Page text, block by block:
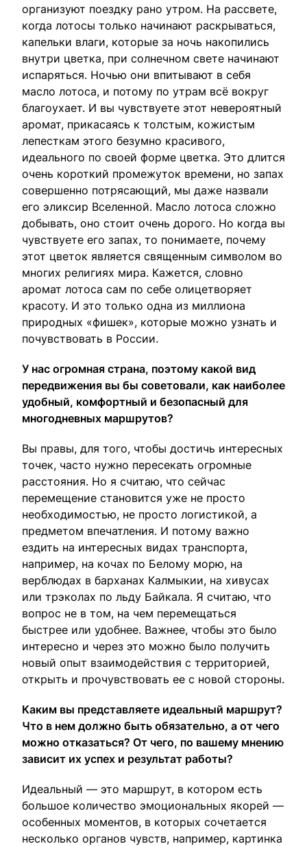
организуют поездку рано утром. На рассвете,
когда лотосы только начинают раскрываться,
капельки влаги, которые за ночь накопились
внутри цветка, при солнечном свете начинают
испаряться. Ночью они впитывают в себя
масло лотоса, и потому по утрам всё вокруг
благоухает. И вы чувствуете этот невероятный
аромат, прикасаясь к толстым, кожистым
лепесткам этого безумно красивого,
идеального по своей форме цветка. Это длится
очень короткий промежуток времени, но запах
совершенно потрясающий, мы даже назвали
его эликсир Вселенной. Масло лотоса сложно
добывать, оно стоит очень дорого. Но когда вы
чувствуете его запах, то понимаете, почему
этот цветок является священным символом во
многих религиях мира. Кажется, словно
аромат лотоса сам по себе олицетворяет
красоту. И это только одна из миллиона
природных «фишек», которые можно узнать и
почувствовать в России.
У нас огромная страна, поэтому какой вид
передвижения вы бы советовали, как наиболее
удобный, комфортный и безопасный для
многодневных маршрутов?
Вы правы, для того, чтобы достичь интересных
точек, часто нужно пересекать огромные
расстояния. Но я считаю, что сейчас
перемещение становится уже не просто
необходимостью, не просто логистикой, а
предметом впечатления. И потому важно
ездить на интересных видах транспорта,
например, на кочах по Белому морю, на
верблюдах в барханах Калмыкии, на хивусах
или трэколах по льду Байкала. Я считаю, что
вопрос не в том, на чем перемещаться
быстрее или удобнее. Важнее, чтобы это было
интересно и через это можно было получить
новый опыт взаимодействия с территорией,
открыть и прочувствовать ее с новой стороны.
Каким вы представляете идеальный маршрут?
Что в нем должно быть обязательно, а от чего
можно отказаться? От чего, по вашему мнению
зависит их успех и результат работы?
Идеальный — это маршрут, в котором есть
большое количество эмоциональных якорей —
особенных моментов, в которых сочетается
несколько органов чувств, например, картинка